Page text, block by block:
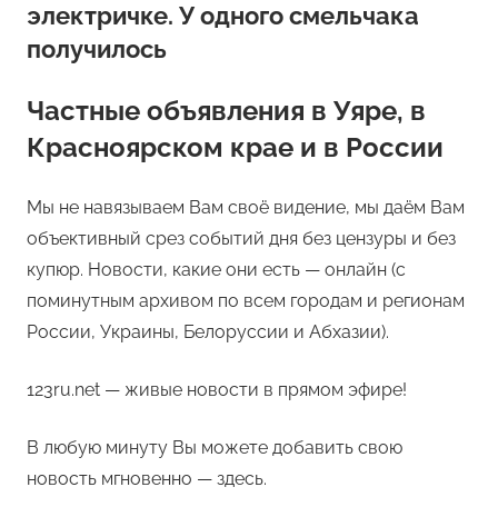
электричке. У одного смельчака
получилось
Частные объявления в Уяре, в
Красноярском крае и в России
Мы не навязываем Вам своё видение, мы даём Вам
объективный срез событий дня без цензуры и без
купюр. Новости, какие они есть — онлайн (с
поминутным архивом по всем городам и регионам
России, Украины, Белоруссии и Абхазии).
123ru.net — живые новости в прямом эфире!
В любую минуту Вы можете добавить свою
новость мгновенно — здесь.